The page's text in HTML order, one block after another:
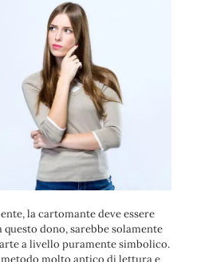
la cartomante deve essere
questo dono, sarebbe solamente
a livello puramente simbolico.
molto antico di lettura e